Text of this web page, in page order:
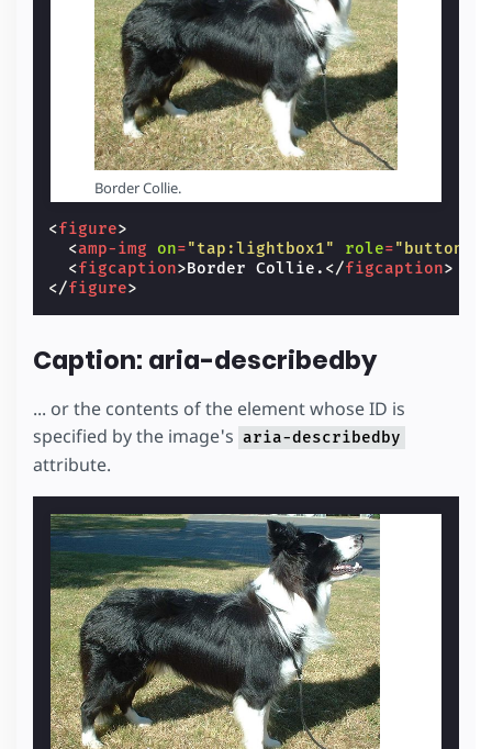
Border Collie.
<figure>
<amp-img on="tap:lightbox1" role="button"
<figcaption>Border Collie. </figcaption>
</figure>
Caption: aria-describedby
... or the contents of the element whose ID is
specified by the image's aria-describedby
attribute.